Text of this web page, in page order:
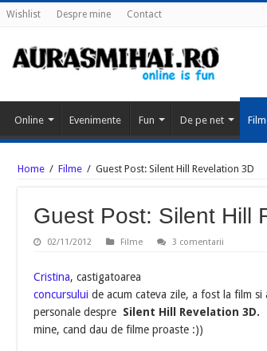
Wishlist Despre mine Contact
Online Evenimente Fun De pe net
Home / Filme / Guest Post: Silent Hill Revelation 3D
Guest Post: Silent Hill
02/11/2012 Filme 3 comentarii
Cristina, castigatoarea
concursului de acum cateva zile, a fost la film si
personale despre Silent Hill Revelation 3D.
mine, cand dau de filme proaste :))